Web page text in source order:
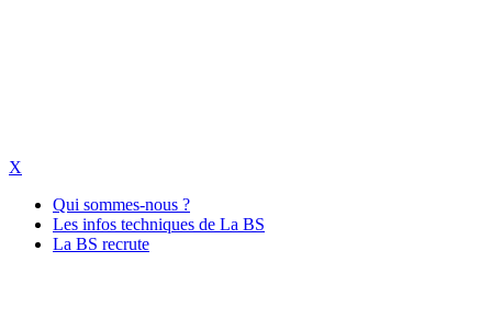
X
Qui sommes-nous ?
Les infos techniques de La BS
La BS recrute